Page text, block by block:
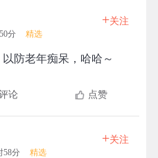
分 精选
+关注
防老年痴呆，哈哈～
论 点赞
58分 精选
+关注